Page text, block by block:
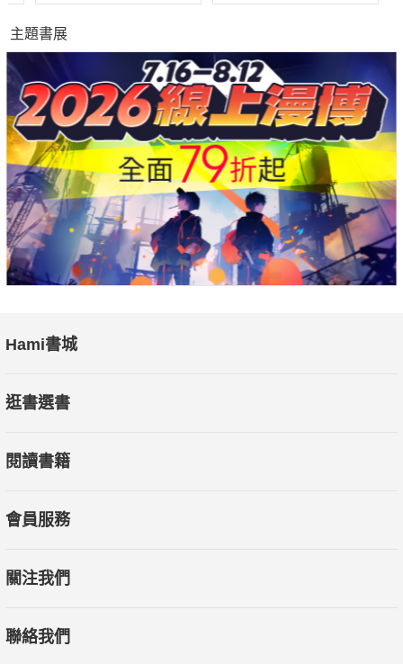
主題書展
Hami書城
逛書選書
閱讀書籍
會員服務
關注我們
聯絡我們